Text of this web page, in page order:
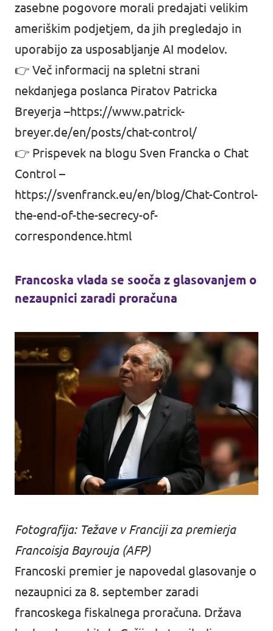
zasebne pogovore morali predajati velikim
ameriškim podjetjem, da jih pregledajo in
uporabijo za usposabljanje AI modelov.
👉 Več informacij na spletni strani
nekdanjega poslanca Piratov Patricka
Breyerja –https://www.patrick-
breyer.de/en/posts/chat-control/
👉 Prispevek na blogu Sven Francka o Chat
Control –
https://svenfranck.eu/en/blog/Chat-Control-
the-end-of-the-secrecy-of-
correspondence.html
Francoska vlada se sooča z glasovanjem o
nezaupnici zaradi proračuna
Fotografija: Težave v Franciji za premierja
Francoisja Bayrouja (AFP)
Francoski premier je napovedal glasovanje o
nezaupnici za 8. september zaradi
francoskega fiskalnega proračuna. Država